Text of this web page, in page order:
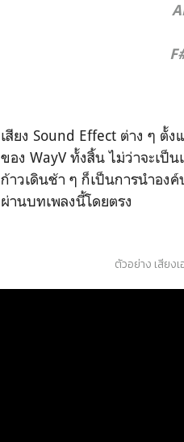
เสียง Sound Effect ต่าง ๆ ตั้
ของ WayV ทั้งสิ้น ไม่ว่าจะเป็น
ก้าวเดินช้า ๆ ก็เป็นการนำอง
ผ่านบทเพลงนี้โดยตรง
ตัวอย่าง เสียง